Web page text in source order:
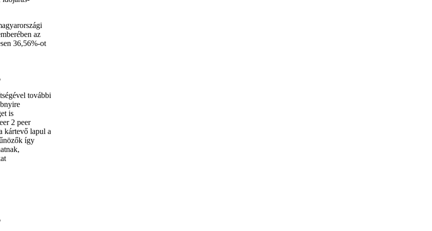
az
36,56%-ot
további
is
2 peer
kártevő lapul a
így